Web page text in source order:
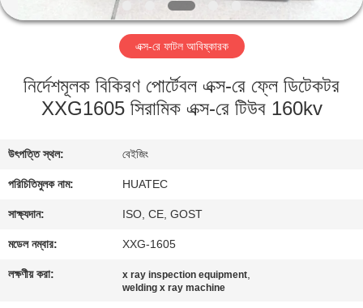
কারখানা
যোগাযোগ
করুন
উদ্ধৃতির
এক্স-রে ফাটল আবিষ্কারক
নির্দেশমূলক বিকিরণ পোর্টেবল এক্স-রে ফ্লে ডিটেকটর
XXG1605 সিরামিক এক্স-রে টিউব 160kv
উৎপত্তি স্থল: বেইজিং
পরিচিতিমুলক নাম: HUATEC
সাক্ষ্যদান: ISO, CE, GOST
মডেল নম্বার: XXG-1605
লক্ষণীয় করা: x ray inspection equipment,
welding x ray machine